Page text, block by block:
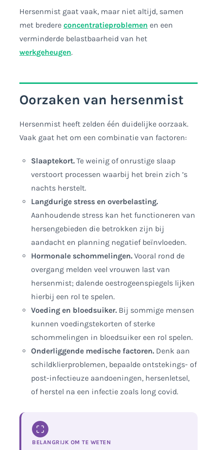
Hersenmist gaat vaak, maar niet altijd, samen
met bredere concentratieproblemen en een
verminderde belastbaarheid van het
werkgeheugen.
Oorzaken van hersenmist
Hersenmist heeft zelden één duidelijke oorzaak.
Vaak gaat het om een combinatie van factoren:
Slaaptekort. Te weinig of onrustige slaap
verstoort processen waarbij het brein zich ’s
nachts herstelt.
Langdurige stress en overbelasting.
Aanhoudende stress kan het functioneren van
hersengebieden die betrokken zijn bij
aandacht en planning negatief beïnvloeden.
Hormonale schommelingen. Vooral rond de
overgang melden veel vrouwen last van
hersenmist; dalende oestrogeenspiegels lijken
hierbij een rol te spelen.
Voeding en bloedsuiker. Bij sommige mensen
kunnen voedingstekorten of sterke
schommelingen in bloedsuiker een rol spelen.
Onderliggende medische factoren. Denk aan
schildklierproblemen, bepaalde ontstekings- of
post-infectieuze aandoeningen, hersenletsel,
of herstel na een infectie zoals long covid.
BELANGRIJK OM TE WETEN